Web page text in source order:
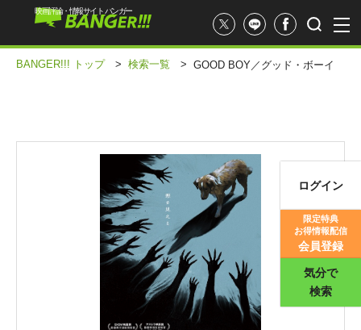
映画記事
映画評価
映画評論・情報サイト バンガー
ログイン
限定特典
お得情報配信
会員登録
気分で
検索
BANGER!!! トップ > 検索一覧 > GOOD BOY／グッド・ボーイ